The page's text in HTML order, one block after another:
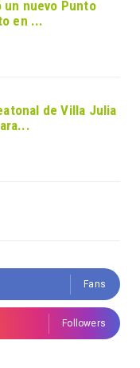
nuevo Punto
en ...
de Villa Julia
Fans
Followers